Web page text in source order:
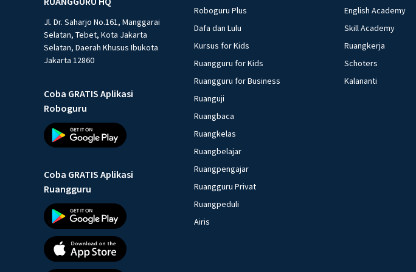
Jl. Dr. Saharjo No.161, Manggarai
Selatan, Tebet, Kota Jakarta
Selatan, Daerah Khusus Ibukota
Jakarta 12860
Coba GRATIS Aplikasi
Roboguru
Coba GRATIS Aplikasi
Ruangguru
Roboguru Plus
Dafa dan Lulu
Kursus for Kids
Ruangguru for Kids
Ruangguru for Business
Ruanguji
Ruangbaca
Ruangkelas
Ruangbelajar
Ruangpengajar
Ruangguru Privat
Ruangpeduli
Airis
English Academy
Skill Academy
Ruangkerja
Schoters
Kalananti